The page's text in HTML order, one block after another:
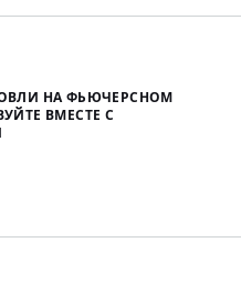
НА ФЬЮЧЕРСНОМ
ВМЕСТЕ С